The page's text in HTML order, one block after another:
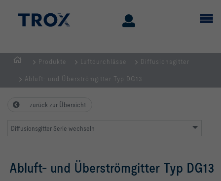
Produkte Luftdurchlässe Diffusionsgitter
Abluft- und Überströmgitter Typ DG13
zurück zur Übersicht
Diffusionsgitter Serie wechseln
Abluft- und Überströmgitter Typ DG13